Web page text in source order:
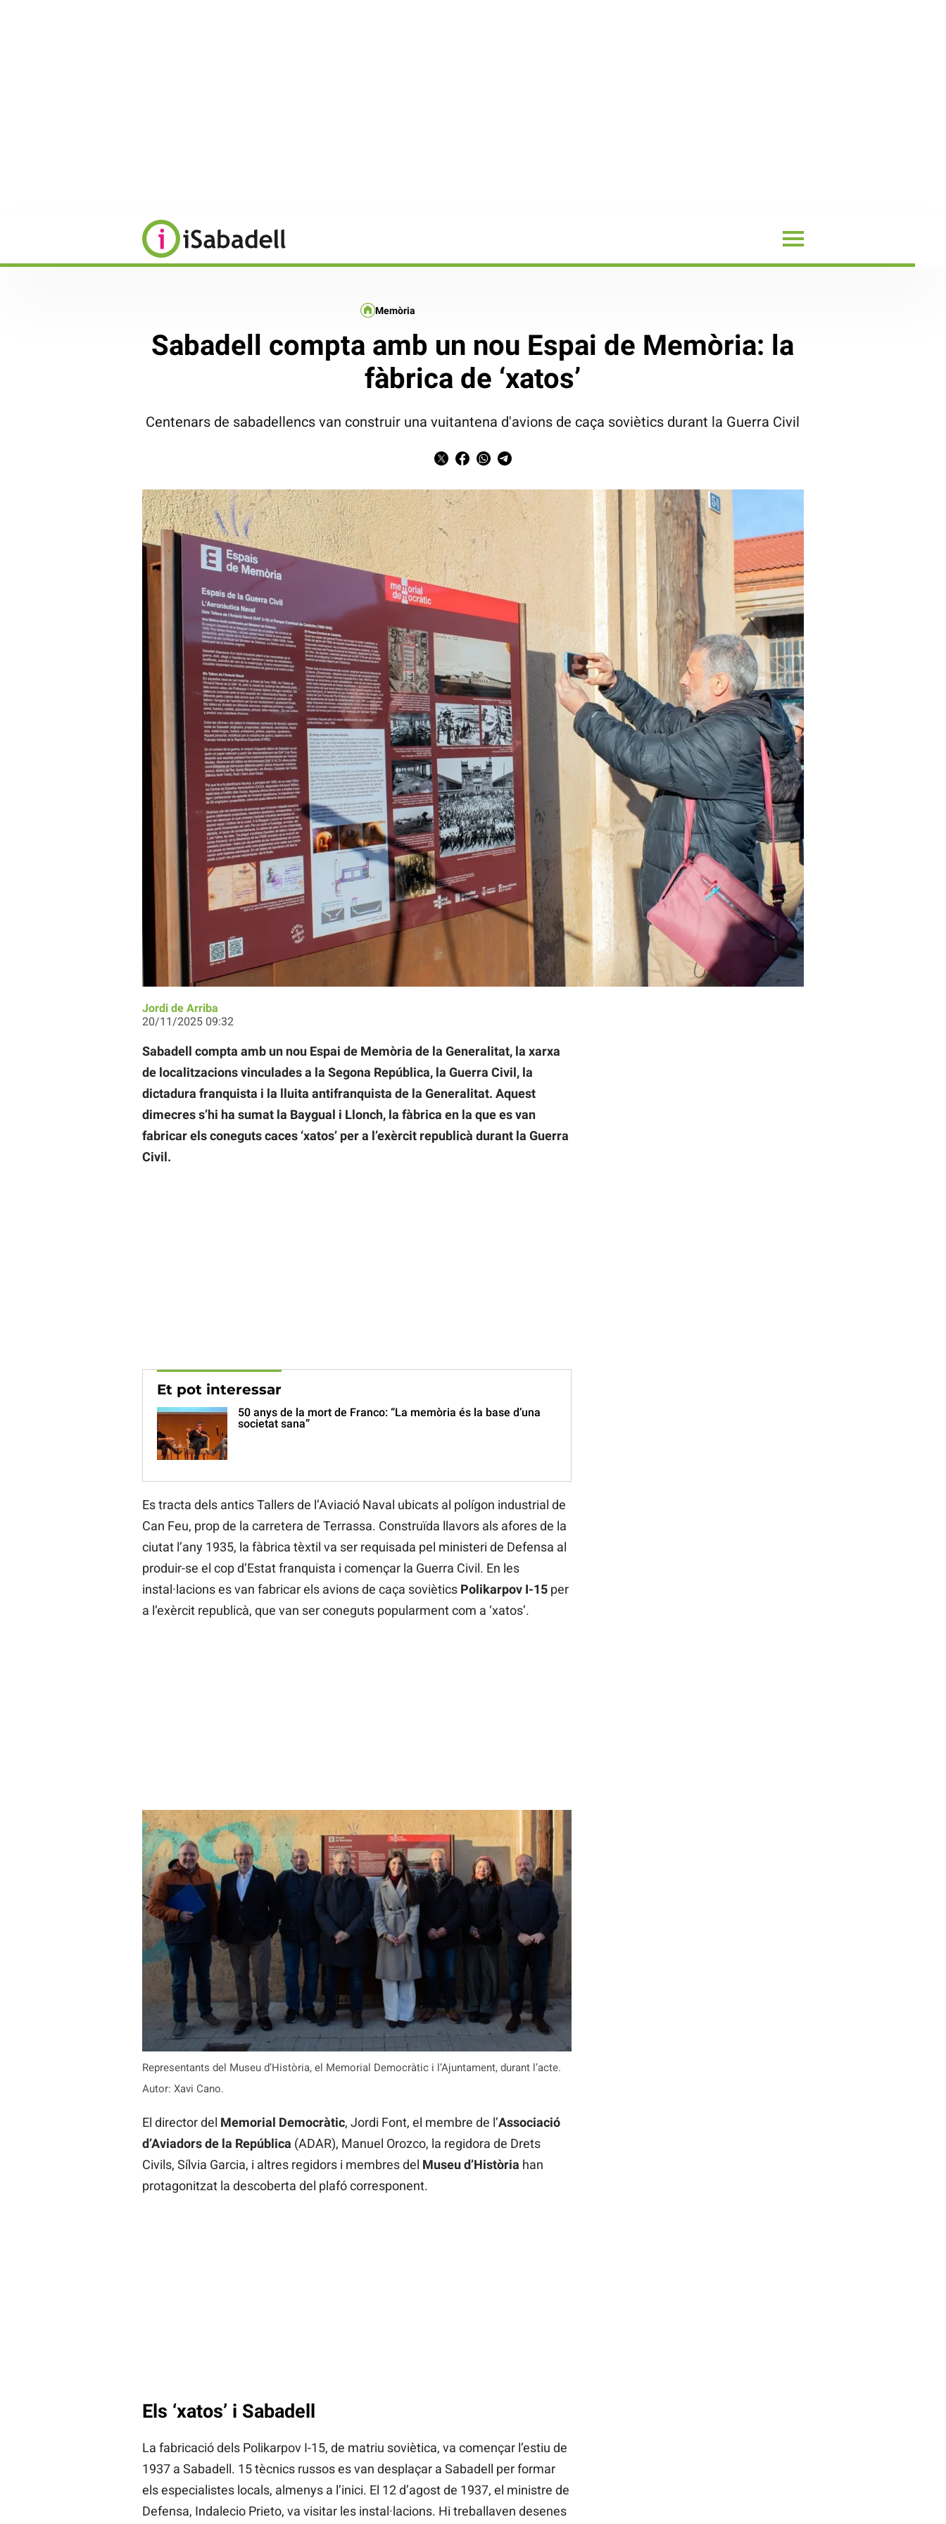
La Baygual i Llonch, nou Espai de Memòria de Sabadell. Autor: Xavi Cano.
Memòria
Sabadell compta amb un nou Espai de Memòria: la
fàbrica de ‘xatos’
Centenars de sabadellencs van construir una vuitantena d'avions de caça soviètics durant la Guerra Civil
Jordi de Arriba
20/11/2025 09:32
Sabadell compta amb un nou Espai de Memòria de la Generalitat, la xarxa
de localitzacions vinculades a la Segona República, la Guerra Civil, la
dictadura franquista i la lluita antifranquista de la Generalitat. Aquest
dimecres s’hi ha sumat la Baygual i Llonch, la fàbrica en la que es van
fabricar els coneguts caces ‘xatos’ per a l’exèrcit republicà durant la Guerra
Civil.
Et pot interessar
50 anys de la mort de Franco: “La memòria és la base d’una
societat sana”
Es tracta dels antics Tallers de l’Aviació Naval ubicats al polígon industrial de
Can Feu, prop de la carretera de Terrassa. Construïda llavors als afores de la
ciutat l’any 1935, la fàbrica tèxtil va ser requisada pel ministeri de Defensa al
produir-se el cop d’Estat franquista i començar la Guerra Civil. En les
instal·lacions es van fabricar els avions de caça soviètics Polikarpov I-15per
a l’exèrcit republicà, que van ser coneguts popularment com a ‘xatos’.
Representants del Museu d’Història, el Memorial Democràtic i l’Ajuntament, durant l’acte.
Autor: Xavi Cano.
El director del Memorial Democràtic, Jordi Font, el membre de l’Associació
d’Aviadors de la República (ADAR), Manuel Orozco, la regidora de Drets
Civils, Sílvia Garcia, i altres regidors i membres del Museu d’Història han
protagonitzat la descoberta del plafó corresponent.
Els ‘xatos’ i Sabadell
La fabricació dels Polikarpov I-15, de matriu soviètica, va començar l’estiu de
1937 a Sabadell. 15 tècnics russos es van desplaçar a Sabadell per formar
els especialistes locals, almenys a l’inici. El 12 d’agost de 1937, el ministre de
Defensa, Indalecio Prieto, va visitar les instal·lacions. Hi treballaven desenes